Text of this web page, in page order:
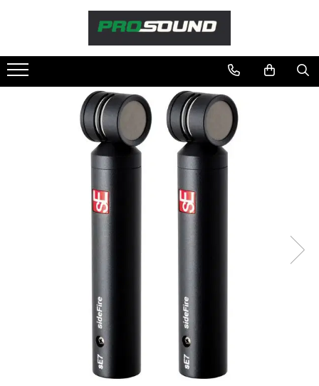
Sonorizare / PA
Accesorii sonorizare, PA
Adaptoare phantom
Adresare publica 100V
Amplificatoare Audio
Ecrane de difuzie
Playere si Recordere
Stabilizatoare de tensiune UPS si
Power Conditioner